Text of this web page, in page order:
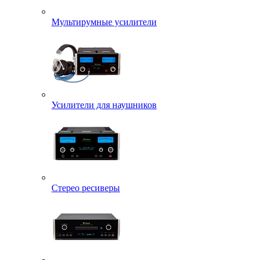
Мультирумные усилители
Усилители для наушников
Стерео ресиверы